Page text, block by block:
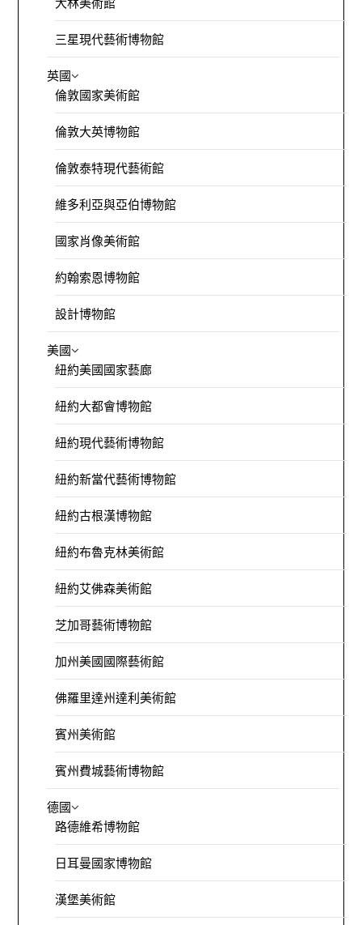
三星現代藝術博物館
英國
倫敦國家美術館
倫敦大英博物館
倫敦泰特現代藝術館
維多利亞與亞伯博物館
國家肖像美術館
約翰索恩博物館
設計博物館
美國
紐約美國國家藝廊
紐約大都會博物館
紐約現代藝術博物館
紐約新當代藝術博物館
紐約古根漢博物館
紐約布魯克林美術館
紐約艾佛森美術館
芝加哥藝術博物館
加州美國國際藝術館
佛羅里達州達利美術館
賓州美術館
賓州費城藝術博物館
德國
路德維希博物館
日耳曼國家博物館
漢堡美術館